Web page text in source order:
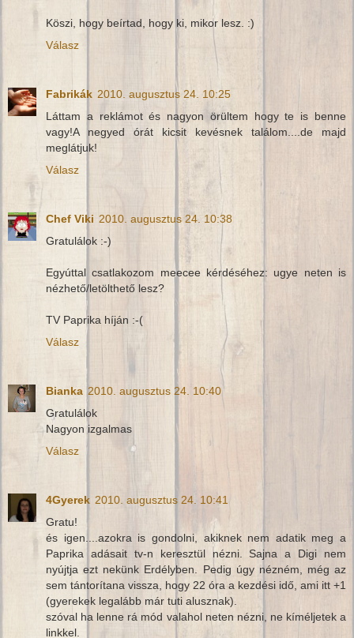
Köszi, hogy beírtad, hogy ki, mikor lesz. :)
Válasz
Fabrikák 2010. augusztus 24. 10:25
Láttam a reklámot és nagyon örültem hogy te is benne
vagy!A negyed órát kicsit kevésnek találom....de majd
meglátjuk!
Válasz
Chef Viki 2010. augusztus 24. 10:38
Gratulálok :-)
Egyúttal csatlakozom meecee kérdéséhez: ugye neten is
nézhető/letölthető lesz?
TV Paprika híján :-(
Válasz
Bianka 2010. augusztus 24. 10:40
Gratulálok
Nagyon izgalmas
Válasz
4Gyerek 2010. augusztus 24. 10:41
Gratu!
és igen....azokra is gondolni, akiknek nem adatik meg a
Paprika adásait tv-n keresztül nézni. Sajna a Digi nem
nyújtja ezt nekünk Erdélyben. Pedig úgy nézném, még az
sem tántorítana vissza, hogy 22 óra a kezdési idő, ami itt +1
(gyerekek legalább már tuti alusznak).
szóval ha lenne rá mód valahol neten nézni, ne kíméljetek a
linkkel.